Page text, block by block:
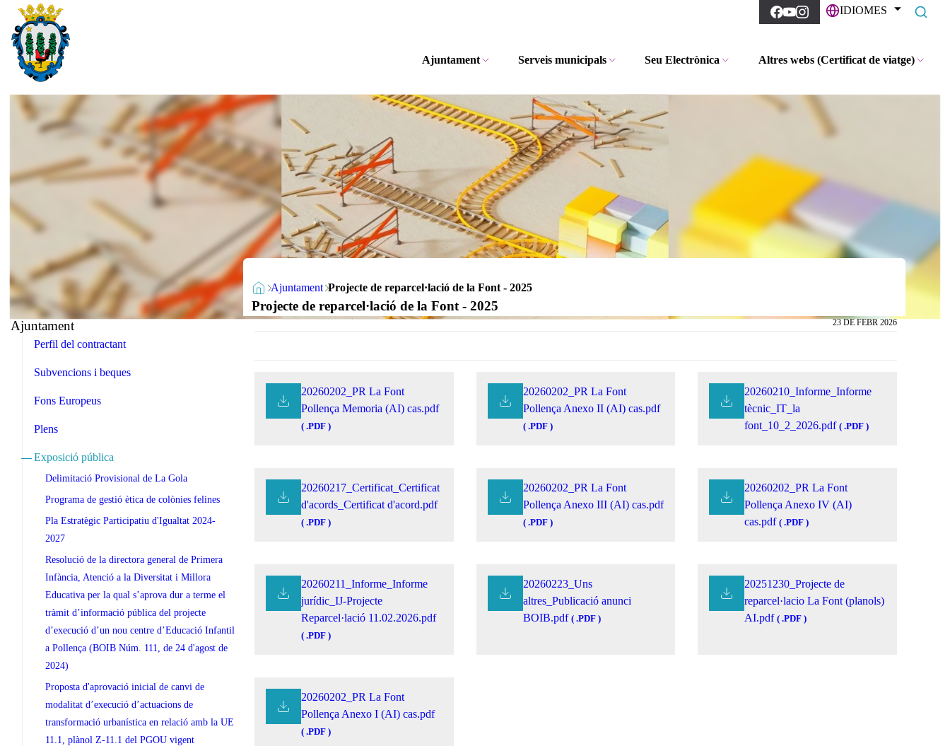
IDIOMES
Ajuntament Serveis municipals Seu Electrònica Altres webs (Certificat de viatge)
Ajuntament Projecte de reparcel·lació de la Font - 2025
Projecte de reparcel·lació de la Font - 2025
Ajuntament
Perfil del contractant
Subvencions i beques
Fons Europeus
Plens
Exposició pública
Delimitació Provisional de La Gola
Programa de gestió ètica de colònies felines
Pla Estratègic Participatiu d'Igualtat 2024-
2027
Resolució de la directora general de Primera
Infància, Atenció a la Diversitat i Millora
Educativa per la qual s’aprova dur a terme el
tràmit d’informació pública del projecte
d’execució d’un nou centre d’Educació Infantil
a Pollença (BOIB Núm. 111, de 24 d'agost de
2024)
Proposta d'aprovació inicial de canvi de
modalitat d’execució d’actuacions de
transformació urbanística en relació amb la UE
11.1, plànol Z-11.1 del PGOU vigent
23 DE FEBR 2026
20260202_PR La Font
Pollença Memoria (AI) cas.pdf
( .PDF )
20260202_PR La Font
Pollença Anexo II (AI) cas.pdf
( .PDF )
20260210_Informe_Informe
tècnic_IT_la
font_10_2_2026.pdf( .PDF )
20260217_Certificat_Certificat
d'acords_Certificat d'acord.pdf
( .PDF )
20260202_PR La Font
Pollença Anexo III (AI) cas.pdf
( .PDF )
20260202_PR La Font
Pollença Anexo IV (AI)
cas.pdf( .PDF )
20260211_Informe_Informe
jurídic_IJ-Projecte
Reparcel·lació 11.02.2026.pdf
( .PDF )
20260223_Uns
altres_Publicació anunci
BOIB.pdf ( .PDF )
20251230_Projecte de
reparcel·lacio La Font (planols)
AI.pdf( .PDF )
20260202_PR La Font
Pollença Anexo I (AI) cas.pdf
( .PDF )